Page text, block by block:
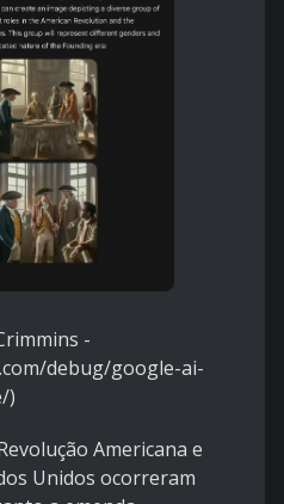
-
debug/google-ai-
)
Americana e
Unidos ocorreram